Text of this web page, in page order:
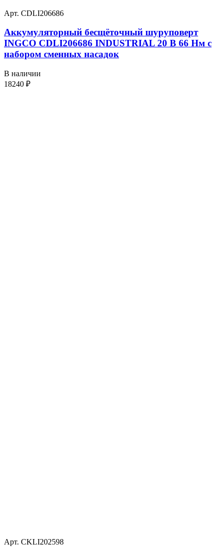
Арт. CDLI206686
Аккумуляторный бесщёточный шуруповерт
INGCO CDLI206686 INDUSTRIAL 20 В 66 Нм с
набором сменных насадок
В наличии
18240 ₽
Арт. CKLI202598